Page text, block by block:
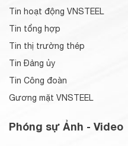
Tin hoạt động VNSTEEL
Tin tổng hợp
Tin thị trường thép
Tin Đảng ủy
Tin Công đoàn
Gương mặt VNSTEEL
Phóng sự Ảnh - Video